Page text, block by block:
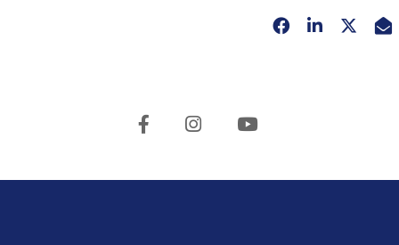
Facebook
opens in new
Linkedin
opens in
X
FacebookInstagram